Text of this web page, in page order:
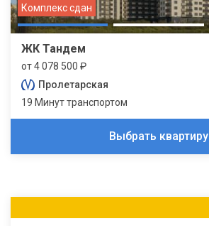
Комплекс сдан
ЖК Тандем
от 4 078 500 ₽
Пролетарская
19 Минут транспортом
Выбрать квартиру